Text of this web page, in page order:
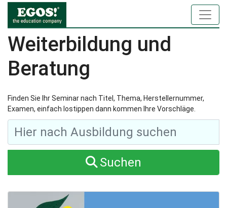
Weiterbildung und
Beratung
Finden Sie Ihr Seminar nach Titel, Thema, Herstellernummer,
Examen, einfach lostippen dann kommen Ihre Vorschläge.
Suchen